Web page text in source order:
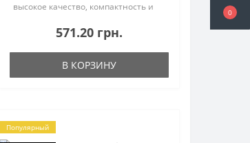
0
высокое качество, компактность и
дополнит любой интерьер.
Прекрасный вариант кофемолки для
всех люб..
571.20 грн.
В КОРЗИНУ
Популярный